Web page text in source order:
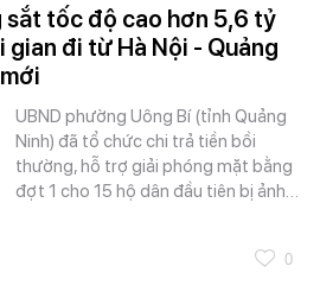
sắt tốc độ cao hơn 5,6 tỷ
gian đi từ Hà Nội - Quảng
UBND phường Uông Bí (tỉnh Quảng
Ninh) đã tổ chức chi trả tiền bồi
thường, hỗ trợ giải phóng mặt bằng
đợt 1 cho 15 hộ dân đầu tiên bị ảnh…
0